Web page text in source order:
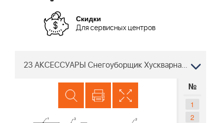
Скидки
Для сервисных центров
23 АКСЕССУАРЫ Снегоуборщик Хускварна 5524 ST 96191001608 96191001609 2012-05, 96191001610 2012-06, 96191001612 2012-08
№
1
2